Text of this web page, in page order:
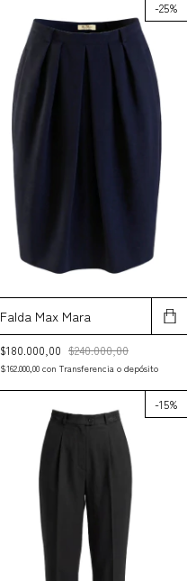
-25%
Falda Max Mara
$180.000,00 $240.000,00
$162.000,00 con Transferencia o depósito
-15%